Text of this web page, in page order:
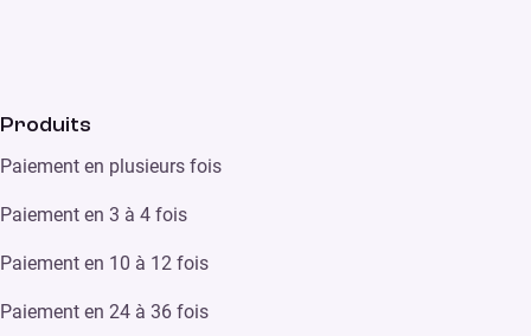
Produits
Paiement en plusieurs fois
Paiement en 3 à 4 fois
Paiement en 10 à 12 fois
Paiement en 24 à 36 fois